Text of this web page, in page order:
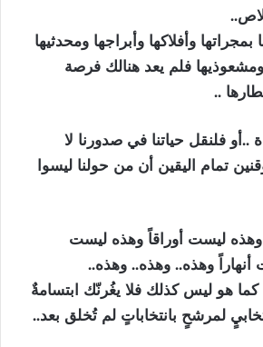
وأفلاكها وأبراجها ومحدثيها
ومشعوذيها فلم يعد هنالك فرصة
..
..أو فلنقل حياتنا في صدورنا لا
تمام اليقين أن من حولنا ليسوا
ليست أوراقاً وهذه ليست
وهذه.. وهذه.. وهذه..
كما هو ليس كذلك فلا يغُرنّك ابتسامةٌ
لمرشحٍ بانتخاباتٍ لم تُخلق بعد..